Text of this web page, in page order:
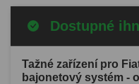
Dostupné
Tažné zařízení pro
bajonetový systém -